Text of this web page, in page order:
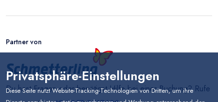
Privatsphäre-Einstellungen
Diese Seite nutzt Website-Tracking-Technologien von Dritten, um ihre
Partner von
Du hast Fragen oder benötigst Hilfe bei einer Buchung? Rufe